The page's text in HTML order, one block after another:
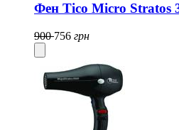
Фен Tico Micro Stratos
900756 грн